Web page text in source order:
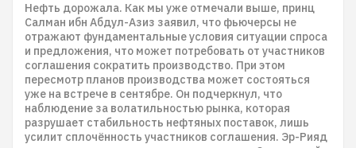
Нефть дорожала. Как мы уже отмечали выше, принц
Салман ибн Абдул-Азиз заявил, что фьючерсы не
отражают фундаментальные условия ситуации спроса
и предложения, что может потребовать от участников
соглашения сократить производство. При этом
пересмотр планов производства может состояться
уже на встрече в сентябре. Он подчеркнул, что
наблюдение за волатильностью рынка, которая
разрушает стабильность нефтяных поставок, лишь
усилит сплочённость участников соглашения. Эр-Рияд